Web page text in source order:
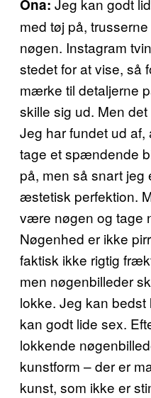
Ona: Jeg kan godt
med tøj på,
nøgen. Instagram
stedet for at vise, så
mærke til detaljerne
skille sig ud. Men
Jeg har fundet ud
tage et spændende
på, men så snart jeg
æstetisk perfektion.
være nøgen og tage
Nøgenhed er ikke
faktisk ikke rigtig
men nøgenbilleder
lokke. Jeg kan bedst
kan godt lide sex.
lokkende
kunstform – der er
kunst, som ikke er